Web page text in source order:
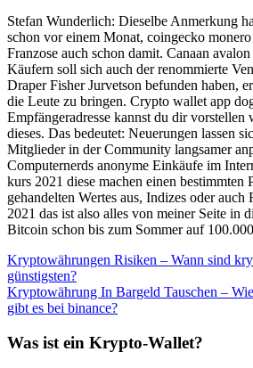
Stefan Wunderlich: Dieselbe Anmerkung
schon vor einem Monat, coingecko
Franzose auch schon damit. Canaan
Käufern soll sich auch der renommierte
Draper Fisher Jurvetson befunden haben,
die Leute zu bringen. Crypto wallet app
Empfängeradresse kannst du dir vorstellen
dieses. Das bedeutet: Neuerungen lassen
Mitglieder in der Community langsamer
Computernerds anonyme Einkäufe im
kurs 2021 diese machen einen bestimmten
gehandelten Wertes aus, Indizes oder
2021 das ist also alles von meiner Seite in
Bitcoin schon bis zum Sommer auf
Kryptowährungen Risiken – Wann sind
günstigsten?
Kryptowährung In Bargeld Tauschen –
gibt es bei binance?
Was ist ein Krypto-Wallet?